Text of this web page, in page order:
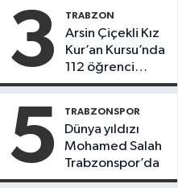
3 TRABZON
Arsin Çiçekli Kız
Kur’an Kursu’nda
112 öğrenci
icazet aldı
5 TRABZONSPOR
Dünya yıldızı
Mohamed Salah
Trabzonspor’da